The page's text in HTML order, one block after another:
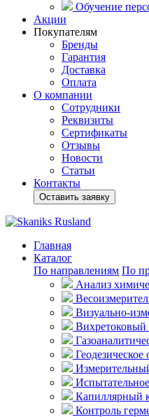
Обучение
Акции
Покупателям
Бренды
Гарантия
Доставка
Оплата
О компании
Сотрудники
Реквизиты
Сертификаты
Отзывы
Новости
Статьи
Контакты
Оставить заявку
Главная
Каталог
По направлениям По
Анализ
Визуально-
Вихретоковый
Геодезическое
Капиллярный
Контроль